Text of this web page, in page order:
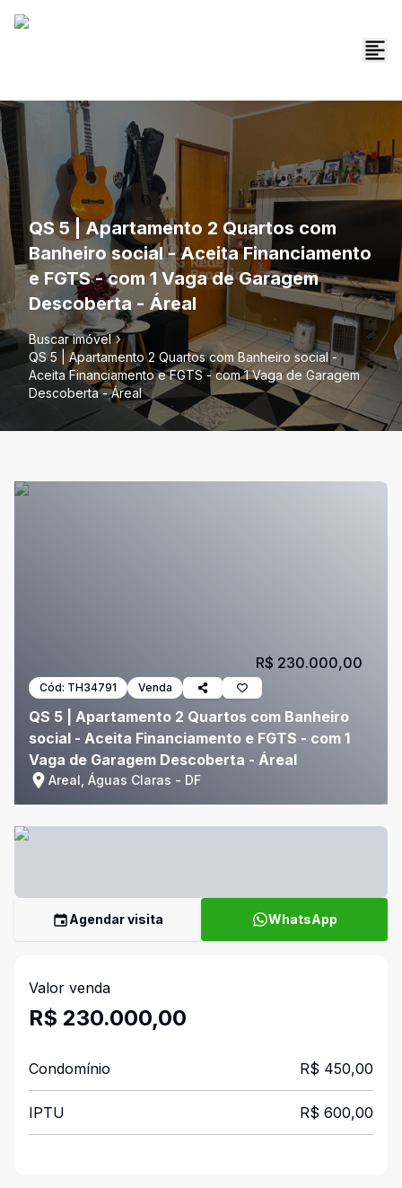
QS 5 | Apartamento 2 Quartos com
Banheiro social - Aceita Financiamento
e FGTS - com 1 Vaga de Garagem
Descoberta - Áreal
Buscar imóvel
QS 5 | Apartamento 2 Quartos com Banheiro social -
Aceita Financiamento e FGTS - com 1 Vaga de Garagem
Descoberta - Áreal
Cód: TH34791 Venda
QS 5 | Apartamento 2 Quartos com Banheiro
social - Aceita Financiamento e FGTS - com 1
Vaga de Garagem Descoberta - Áreal
Areal, Águas Claras - DF
R$ 230.000,00
Agendar visita WhatsApp
Valor venda
R$ 230.000,00
Condomínio R$ 450,00
IPTU R$ 600,00